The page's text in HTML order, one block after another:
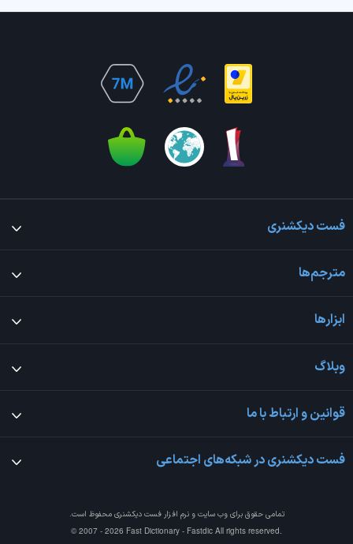
فست دیکشنری
مترجم‌ها
ابزارها
وبلاگ
قوانین و ارتباط با ما
فست دیکشنری در شبکه‌های اجتماعی
تمامی حقوق برای وب سایت و نرم افزارفست دیکشنری محفوظ است.
© 2007 - 2026 Fast Dictionary - Fastdic All rights reserved.